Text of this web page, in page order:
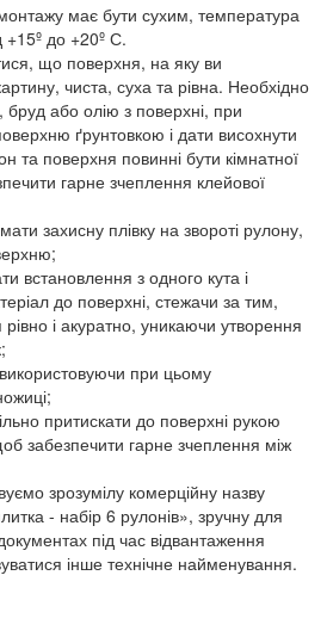
має бути сухим, температура
+15º до +20º С.
що поверхня, на яку ви
чиста, суха та рівна. Необхідно
або олію з поверхні, при
ґрунтовкою і дати висохнути
та поверхня повинні бути кімнатної
гарне зчеплення клейової
захисну плівку на звороті рулону,
встановлення з одного кута і
до поверхні, стежачи за тим,
і акуратно, уникаючи утворення
при цьому
притискати до поверхні рукою
забезпечити гарне зчеплення між
зрозумілу комерційну назву
- набір 6 рулонів», зручну для
під час відвантаження
інше технічне найменування.